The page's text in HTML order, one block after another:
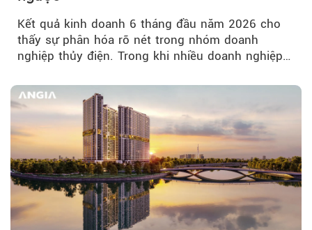
Kết quả kinh doanh 6 tháng đầu năm 2026 cho
thấy sự phân hóa rõ nét trong nhóm doanh
nghiệp thủy điện. Trong khi nhiều doanh nghiệp